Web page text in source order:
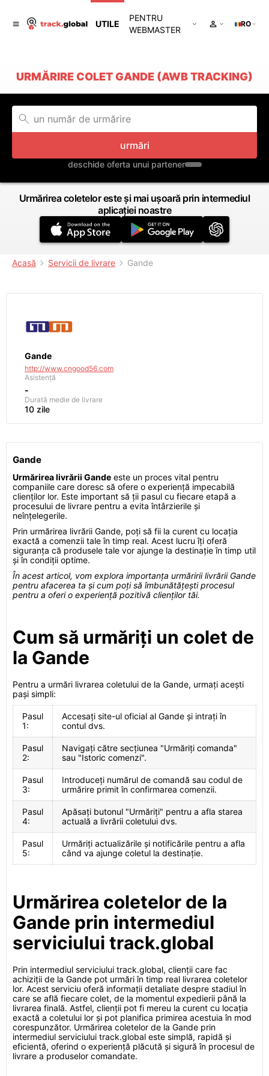
UTILE
PENTRU
WEBMASTER
RO
URMĂRIRE COLET GANDE (AWB TRACKING)
urmări
deschide oferta unui partener
Urmărirea coletelor este și mai ușoară prin intermediul
aplicației noastre
Acasă Servicii de livrare Gande
Gande
http://www.cngood56.com
Asistență
-
Durată medie de livrare
10 zile
Gande
Urmărirea livrării Gande este un proces vital pentru
companiile care doresc să ofere o experiență impecabilă
clienților lor. Este important să ții pasul cu fiecare etapă a
procesului de livrare pentru a evita întârzierile și
neînțelegerile.
Prin urmărirea livrării Gande, poți să fii la curent cu locația
exactă a comenzii tale în timp real. Acest lucru îți oferă
siguranța că produsele tale vor ajunge la destinație în timp util
și în condiții optime.
În acest articol, vom explora importanța urmăririi livrării Gande
pentru afacerea ta și cum poți să îmbunătățești procesul
pentru a oferi o experiență pozitivă clienților tăi.
Cum să urmăriți un colet de
la Gande
Pentru a urmări livrarea coletului de la Gande, urmați acești
pași simpli:
Pasul
1:
Accesați site-ul oficial al Gande și intrați în
contul dvs.
Pasul
2:
Navigați către secțiunea "Urmăriți comanda"
sau "Istoric comenzi".
Pasul
3:
Introduceți numărul de comandă sau codul de
urmărire primit în confirmarea comenzii.
Pasul
4:
Apăsați butonul "Urmăriți" pentru a afla starea
actuală a livrării coletului dvs.
Pasul
5:
Urmăriți actualizările și notificările pentru a afla
când va ajunge coletul la destinație.
Urmărirea coletelor de la
Gande prin intermediul
serviciului track.global
Prin intermediul serviciului track.global, clienții care fac
achiziții de la Gande pot urmări în timp real livrarea coletelor
lor. Acest serviciu oferă informații detaliate despre stadiul în
care se află fiecare colet, de la momentul expedierii până la
livrarea finală. Astfel, clienții pot fi mereu la curent cu locația
exactă a coletului lor și pot planifica primirea acestuia în mod
corespunzător. Urmărirea coletelor de la Gande prin
intermediul serviciului track.global este simplă, rapidă și
eficientă, oferind o experiență plăcută și sigură în procesul de
livrare a produselor comandate.